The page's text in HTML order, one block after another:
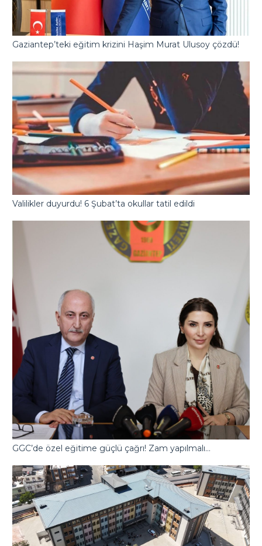
Gaziantep’teki eğitim krizini Haşim Murat Ulusoy çözdü!
Valilikler duyurdu! 6 Şubat’ta okullar tatil edildi
GGC’de özel eğitime güçlü çağrı! Zam yapılmalı…